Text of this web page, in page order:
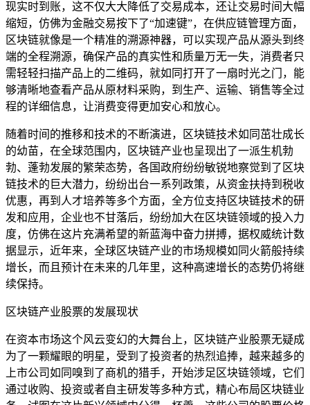
现实时到账，这不仅大大降低了交易成本，还让交易时间大幅
缩短，仿佛为金融交易按下了“加速键”，在供应链管理方面，
区块链就像是一个精准的溯源神器，可以实现产品从源头到终
端的全程溯源，确保产品的真实性和质量万无一失，消费者只
需轻轻扫描产品上的二维码，就如同打开了一扇时光之门，能
够清晰地查看产品从原材料采购，到生产、运输、销售等全过
程的详细信息，让消费变得更加安心和放心。
随着时间的推移和技术的不断演进，区块链技术如同茁壮成长
的幼苗，在全球范围内，区块链产业也呈现出了一派生机勃
勃、蓬勃发展的繁荣态势，各国政府纷纷敏锐地察觉到了区块
链技术的巨大潜力，纷纷出台一系列政策，从资金扶持到税收
优惠，再到人才培养等多个方面，全方位支持区块链技术的研
发和应用，企业也不甘落后，纷纷加大在区块链领域的投入力
度，仿佛在这片充满希望的新蓝海中奋力拼搏，据权威统计数
据显示，近年来，全球区块链产业的市场规模如同火箭般持续
增长，而且预计在未来的几年里，这种高速增长的态势仍将继
续保持。
区块链产业股票的发展现状
在资本市场这个风云变幻的大舞台上，区块链产业股票无疑成
为了一颗耀眼的明星，受到了投资者的热烈追捧，越来越多的
上市公司如同嗅到了商机的猎手，开始涉足区块链领域，它们
通过收购、投资或者自主研发等多种方式，精心布局区块链业